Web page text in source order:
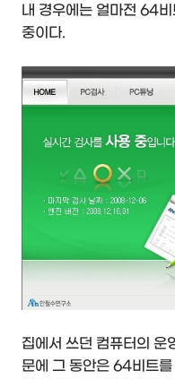
내 경우에는 얼마전 64
중이다.
집에서 쓰던 컴퓨터의
문에 그 동안은 64비트